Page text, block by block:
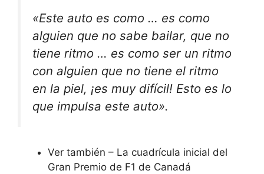
«Este auto es como … es como
alguien que no sabe bailar, que no
tiene ritmo … es como ser un ritmo
con alguien que no tiene el ritmo
en la piel, ¡es muy difícil! Esto es lo
que impulsa este auto».
Ver también – La cuadrícula inicial del
Gran Premio de F1 de Canadá